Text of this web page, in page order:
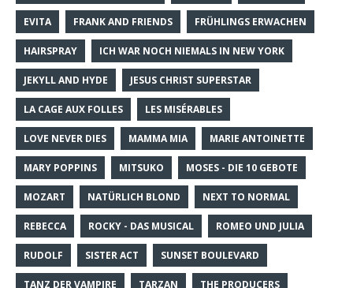
EVITA FRANK AND FRIENDS FRÜHLINGS ERWACHEN
HAIRSPRAY ICH WAR NOCH NIEMALS IN NEW YORK
JEKYLL AND HYDE JESUS CHRIST SUPERSTAR
LA CAGE AUX FOLLES LES MISÉRABLES
LOVE NEVER DIES MAMMA MIA MARIE ANTOINETTE
MARY POPPINS MITSUKO MOSES - DIE 10 GEBOTE
MOZART NATÜRLICH BLOND NEXT TO NORMAL
REBECCA ROCKY - DAS MUSICAL ROMEO UND JULIA
RUDOLF SISTER ACT SUNSET BOULEVARD
TANZ DER VAMPIRE TARZAN THE PRODUCERS